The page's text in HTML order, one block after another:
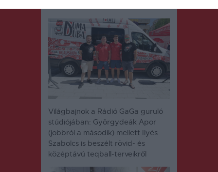
Világbajnok a Rádió GaGa guruló
stúdiójában: Györgydeák Apor
(jobbról a második) mellett Ilyés
Szabolcs is beszélt rövid- és
középtávú teqball-terveikről